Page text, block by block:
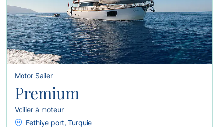
Motor Sailer
Premium
Voilier à moteur
Fethiye port, Turquie